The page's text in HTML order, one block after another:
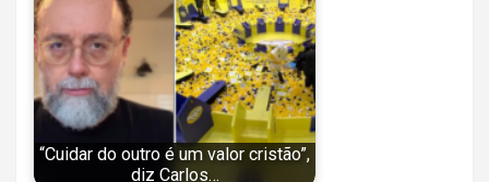
“Cuidar do outro é um valor cristão”,
diz Carlos…